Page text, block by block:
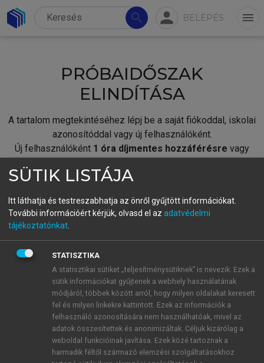
search person BELÉPÉS menu
PRÓBAIDŐSZAK
ELINDÍTÁSA
A tartalom megtekintéséhez lépj be a saját fiókoddal, iskolai
azonosítóddal vagy új felhasználóként.
Új felhasználóként 1 óra díjmentes hozzáférésre vagy
fiókoddal,vagy hozz létre új fiókot.
A regisztráció után apróbaidőszakautomatikusan
BELÉPÉS SAJÁT FIÓKKAL
ÚJ FIÓK LÉTREHOZÁSA
1 óra díjmentes hozzáférés
E-MAIL-CÍM
SÜTIK LISTÁJA
Itt láthatja és testreszabhatja az önről gyűjtött információkat.
További információért kérjük, olvasd el az adatvédelmi
tájékoztatónkat
STATISZTIKA
A statisztikai sütiket „teljesítménysütiknek” is nevezik. Ezek a
sütik információkat gyűjtenek a webhely használatának
módjáról, többek között arról, hogy milyen oldalakat keresett
fel és milyen linkekre kattintott. Ezek az információk a
felhasználó azonosítására nem használhatóak, mivel az
adatok összesítettek és anonimizáltak. Céljuk kizárólag a
weboldal funkcióinak javítása. Ezek közé tartoznak a
harmadik féltől származó elemzési szolgáltatásokhoz